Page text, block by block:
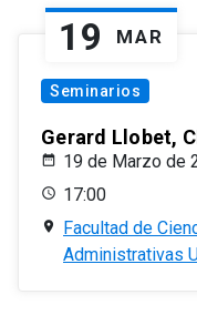
19 MAR
Seminarios
Gerard Llobet,
19 de Marzo de
17:00
Facultad de
Administrativas